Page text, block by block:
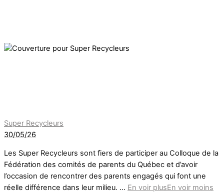
Super Recycleurs
30/05/26
Les Super Recycleurs sont fiers de participer au Colloque de la
Fédération des comités de parents du Québec et d’avoir
l’occasion de rencontrer des parents engagés qui font une
réelle différence dans leur milieu. ... En voir plusEn voir moins